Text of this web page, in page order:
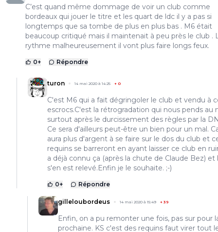
C’est quand même dommage de voir un club comme
bordeaux qui jouer le titre et les quart de ldc il y a pas si
longtemps que sa tombe de plus en plus bas . M6 était
beaucoup critiqué mais il maintenait à peu près le club .
rythme malheureusement il vont plus faire longs feux.
0+ Répondre
turon 14 mai 2020 à 14:25 + 0
C'est M6 qui a fait dégringoler le club et vendu à
escrocs.C'est la rétrogradation qui nous pends au
surtout après le durcissement des règles par la
Ce sera d'ailleurs peut-être un bien pour un mal.
aura plus d'argent à se faire sur le dos du club et
requins se barreront en ayant laisser ce club en
a déjà connu ça (après la chute de Claude Bez) et
s'en est relevé.Enfin je le souhaite. ;-)
0+ Répondre
gilleloubordeus 14 mai 2020 à 15:49 + 39
Enfin, on a pu remonter une fois, pas sur pour
prochaine. KS c'est des requins faut virer tout